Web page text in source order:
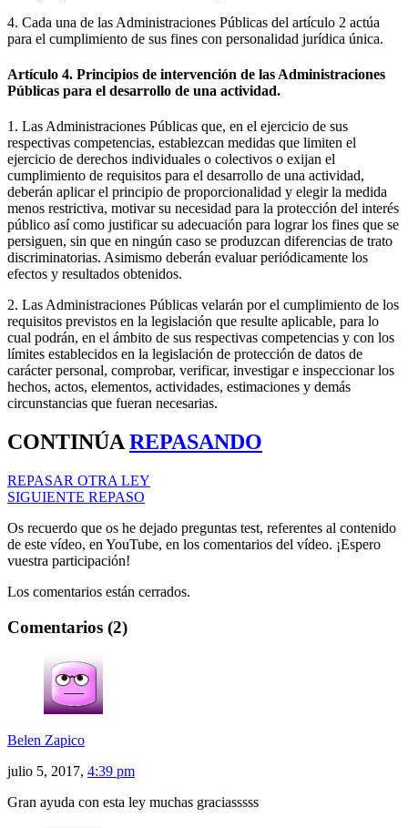
4. Cada una de las Administraciones Públicas del artículo 2 actúa
para el cumplimiento de sus fines con personalidad jurídica única.
Artículo 4. Principios de intervención de las Administraciones
Públicas para el desarrollo de una actividad.
1. Las Administraciones Públicas que, en el ejercicio de sus
respectivas competencias, establezcan medidas que limiten el
ejercicio de derechos individuales o colectivos o exijan el
cumplimiento de requisitos para el desarrollo de una actividad,
deberán aplicar el principio de proporcionalidad y elegir la medida
menos restrictiva, motivar su necesidad para la protección del interés
público así como justificar su adecuación para lograr los fines que se
persiguen, sin que en ningún caso se produzcan diferencias de trato
discriminatorias. Asimismo deberán evaluar periódicamente los
efectos y resultados obtenidos.
2. Las Administraciones Públicas velarán por el cumplimiento de los
requisitos previstos en la legislación que resulte aplicable, para lo
cual podrán, en el ámbito de sus respectivas competencias y con los
límites establecidos en la legislación de protección de datos de
carácter personal, comprobar, verificar, investigar e inspeccionar los
hechos, actos, elementos, actividades, estimaciones y demás
circunstancias que fueran necesarias.
CONTINÚAREPASANDO
REPASAR OTRA LEY
SIGUIENTE REPASO
Os recuerdo que os he dejado preguntas test, referentes al contenido
de este vídeo, en YouTube, en los comentarios del vídeo. ¡Espero
vuestra participación!
Los comentarios están cerrados.
Comentarios (2)
Belen Zapico
julio 5, 2017, 4:39 pm
Gran ayuda con esta ley muchas graciasssss